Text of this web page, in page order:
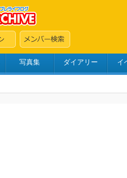
写真集 ダイアリー イ